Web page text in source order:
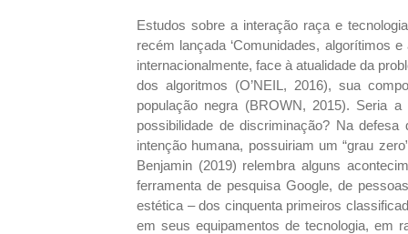
Estudos sobre a interação raça e
recém lançada ‘Comunidades, algorítimos
internacionalmente, face à atualidade da
dos algoritmos (O’NEIL, 2016), sua
população negra (BROWN, 2015). Seria
possibilidade de discriminação? Na
intenção humana, possuiriam um “grau
Benjamin (2019) relembra alguns
ferramenta de pesquisa Google, de
estética – dos cinquenta primeiros
em seus equipamentos de tecnologia, em